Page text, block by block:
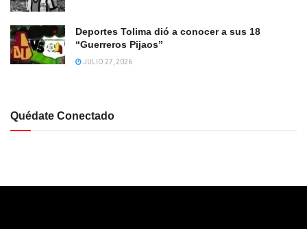
Deportes Tolima dió a conocer a sus 18
“Guerreros Pijaos”
JULIO 27, 2026
Quédate Conectado